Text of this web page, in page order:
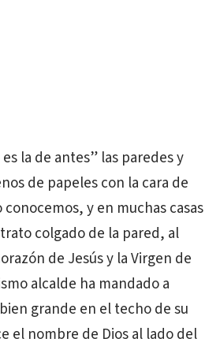
la de antes” las paredes y
de papeles con la cara de
y en muchas casas
colgado de la pared, al
de Jesús y la Virgen de
alcalde ha mandado a
grande en el techo de su
el nombre de Dios al lado del